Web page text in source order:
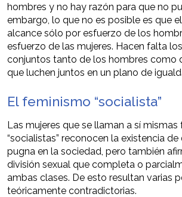
hombres y no hay razón para que no
embargo, lo que no es posible es que
alcance sólo por esfuerzo de los
esfuerzo de las mujeres. Hacen falta
conjuntos tanto de los hombres como
que luchen juntos en un plano de
El feminismo “socialista”
Las mujeres que se llaman a sí mismas
“socialistas” reconocen la existencia
pugna en la sociedad, pero también
división sexual que completa o
ambas clases. De esto resultan varias
teóricamente contradictorias.